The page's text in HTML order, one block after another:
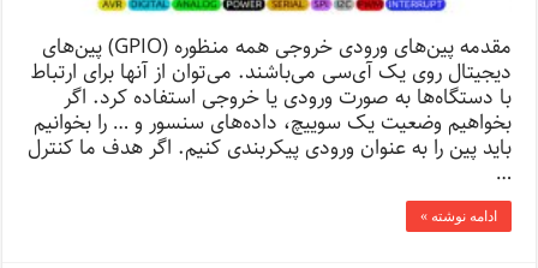
مقدمه پین‌های ورودی خروجی همه منظوره (GPIO) پین‌های
دیجیتال روی یک آی‌سی می‌باشند. می‌توان از آنها برای ارتباط
با دستگاه‌ها به صورت ورودی یا خروجی استفاده کرد. اگر
بخواهیم وضعیت یک سوییچ، داده‌های سنسور و … را بخوانیم
باید پین را به عنوان ورودی پیکربندی کنیم. اگر هدف ما کنترل
…
ادامه نوشته »